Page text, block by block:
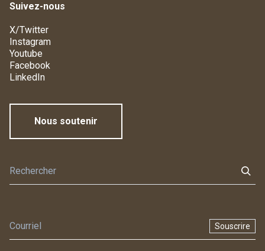
Suivez-nous
X/Twitter
Instagram
Youtube
Facebook
LinkedIn
Nous soutenir
Souscrire